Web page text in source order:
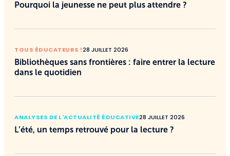
Pourquoi la jeunesse ne peut plus attendre ?
TOUS ÉDUCATEURS !28 JUILLET 2026
Bibliothèques sans frontières : faire entrer la lecture
dans le quotidien
ANALYSES DE L'ACTUALITÉ ÉDUCATIVE28 JUILLET 2026
L’été, un temps retrouvé pour la lecture ?